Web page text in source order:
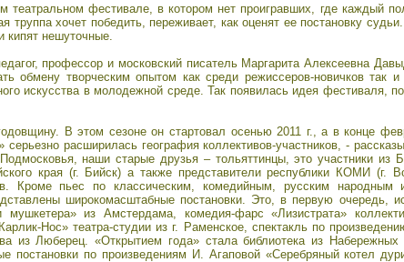
театральном фестивале, в котором нет проигравших, где каждый
труппа хочет победить, переживает, как оценят ее постановку
кипят нешуточные.
профессор и московский писатель Маргарита Алексеевна
обмену творческим опытом как среди режиссеров-новичков так
искусства в молодежной среде. Так появилась идея фестиваля,
В этом сезоне он стартовал осенью 2011 г., а в конце
расширилась география коллективов-участников, -
наши старые друзья – тольяттинцы, это участники из
края (г. Бийск) а также представители республики КОМИ (г.
Кроме пьес по классическим, комедийным, русским
широкомасштабные постановки. Это, в первую очередь,
мушкетера» из Амстердама, комедия-фарс «Лизистрата»
Нос» театра-студии из г. Раменское, спектакль по
из Люберец. «Открытием года» стала библиотека из Набережных
постановки по произведениям И. Агаповой «Серебряный котел